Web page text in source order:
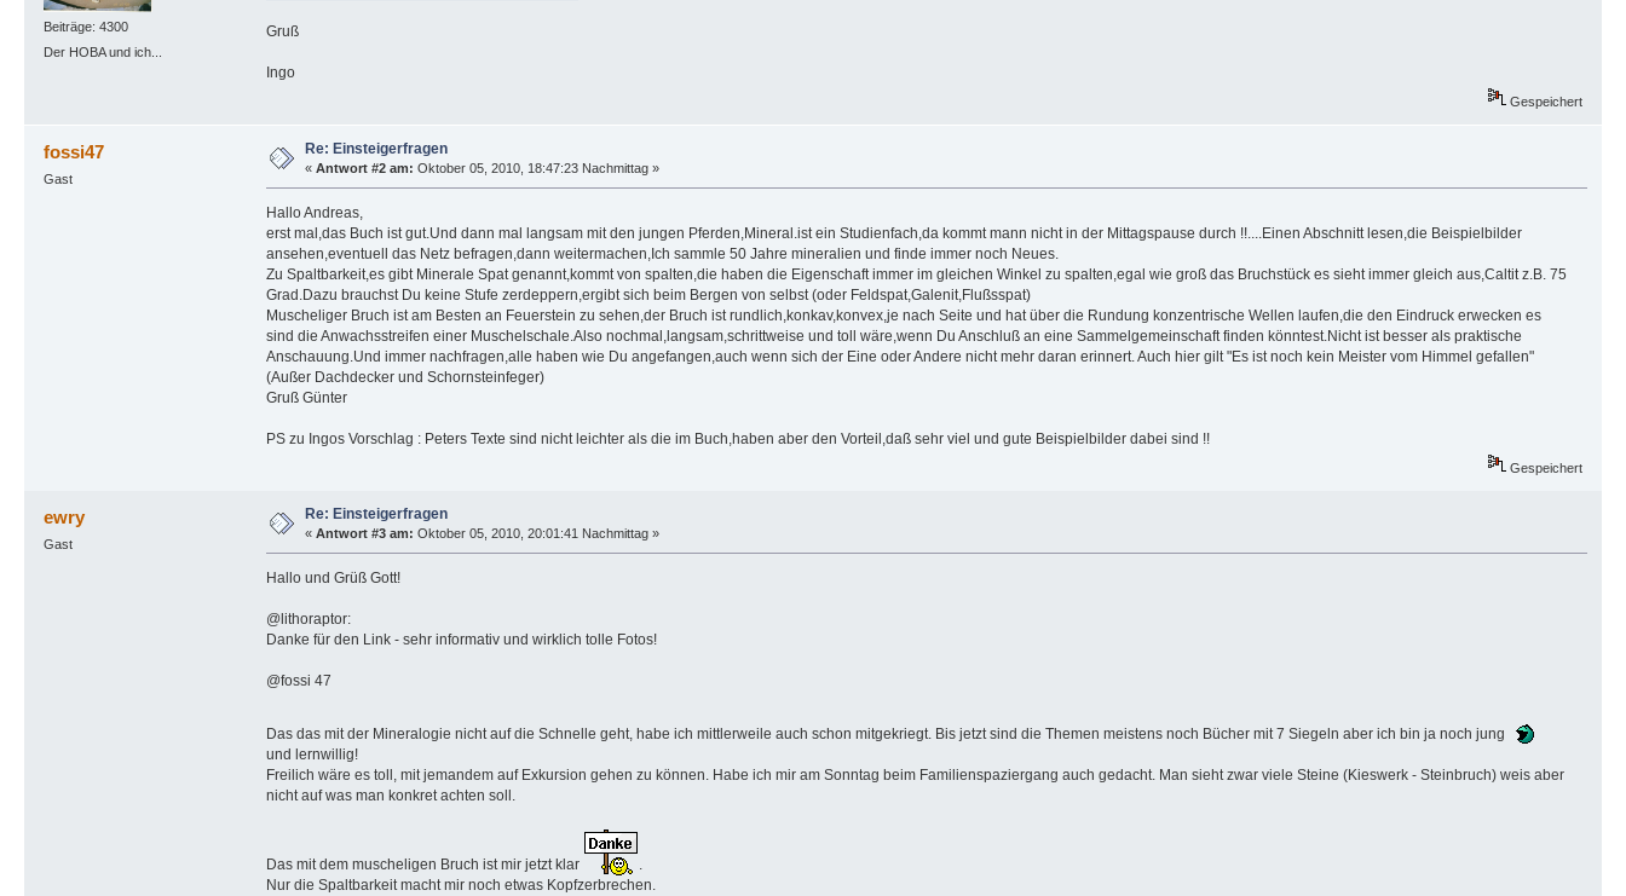
Beiträge: 4300
Der HOBA und ich...
Gruß
Ingo
Gespeichert
fossi47
Gast
Re: Einsteigerfragen
« Antwort #2 am: Oktober 05, 2010, 18:47:23 Nachmittag »
Hallo Andreas,
erst mal,das Buch ist gut.Und dann mal langsam mit den jungen Pferden,Mineral.ist ein Studienfach,da kommt mann nicht in der Mittagspause durch !!....Einen Abschnitt lesen,die Beispielbilder
ansehen,eventuell das Netz befragen,dann weitermachen,Ich sammle 50 Jahre mineralien und finde immer noch Neues.
Zu Spaltbarkeit,es gibt Minerale Spat genannt,kommt von spalten,die haben die Eigenschaft immer im gleichen Winkel zu spalten,egal wie groß das Bruchstück es sieht immer gleich aus,Caltit z.B. 75
Grad.Dazu brauchst Du keine Stufe zerdeppern,ergibt sich beim Bergen von selbst (oder Feldspat,Galenit,Flußsspat)
Muscheliger Bruch ist am Besten an Feuerstein zu sehen,der Bruch ist rundlich,konkav,konvex,je nach Seite und hat über die Rundung konzentrische Wellen laufen,die den Eindruck erwecken es
sind die Anwachsstreifen einer Muschelschale.Also nochmal,langsam,schrittweise und toll wäre,wenn Du Anschluß an eine Sammelgemeinschaft finden könntest.Nicht ist besser als praktische
Anschauung.Und immer nachfragen,alle haben wie Du angefangen,auch wenn sich der Eine oder Andere nicht mehr daran erinnert. Auch hier gilt "Es ist noch kein Meister vom Himmel gefallen"
(Außer Dachdecker und Schornsteinfeger)
Gruß Günter
PS zu Ingos Vorschlag : Peters Texte sind nicht leichter als die im Buch,haben aber den Vorteil,daß sehr viel und gute Beispielbilder dabei sind !!
Gespeichert
ewry
Gast
Re: Einsteigerfragen
« Antwort #3 am: Oktober 05, 2010, 20:01:41 Nachmittag »
Hallo und Grüß Gott!
@lithoraptor:
Danke für den Link - sehr informativ und wirklich tolle Fotos!
@fossi 47
Das das mit der Mineralogie nicht auf die Schnelle geht, habe ich mittlerweile auch schon mitgekriegt. Bis jetzt sind die Themen meistens noch Bücher mit 7 Siegeln aber ich bin ja noch jung
und lernwillig!
Freilich wäre es toll, mit jemandem auf Exkursion gehen zu können. Habe ich mir am Sonntag beim Familienspaziergang auch gedacht. Man sieht zwar viele Steine (Kieswerk - Steinbruch) weis aber
nicht auf was man konkret achten soll.
Das mit dem muscheligen Bruch ist mir jetzt klar
.
Nur die Spaltbarkeit macht mir noch etwas Kopfzerbrechen.